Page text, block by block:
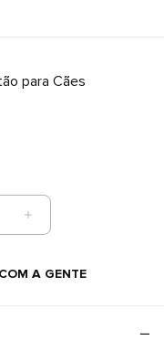
para Cães
A GENTE